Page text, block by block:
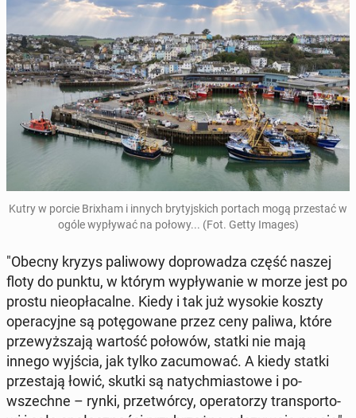
Kutry w porcie Brixham i innych bry­tyj­skich portach mogą prze­stać w
ogóle wy­pły­wać na połowy... (Fot. Getty Images)
"Obecny kryzys pa­li­wo­wy do­pro­wa­dza część naszej
floty do punktu, w którym wy­pły­wa­nie w morze jest po
prostu nie­opła­cal­ne. Kiedy i tak już wysokie koszty
ope­ra­cyj­ne są po­tę­go­wa­ne przez ceny paliwa, które
prze­wyż­sza­ją wartość połowów, statki nie mają
innego wyjścia, jak tylko za­cu­mo­wać. A kiedy statki
prze­sta­ją łowić, skutki są na­tych­mia­sto­we i po­
wszech­ne – rynki, prze­twór­cy, ope­ra­to­rzy trans­por­to­